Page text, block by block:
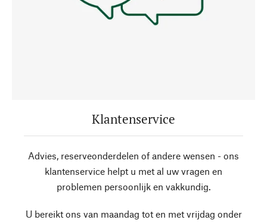
Klantenservice
Advies, reserveonderdelen of andere wensen - ons
klantenservice helpt u met al uw vragen en
problemen persoonlijk en vakkundig.
U bereikt ons van maandag tot en met vrijdag onder